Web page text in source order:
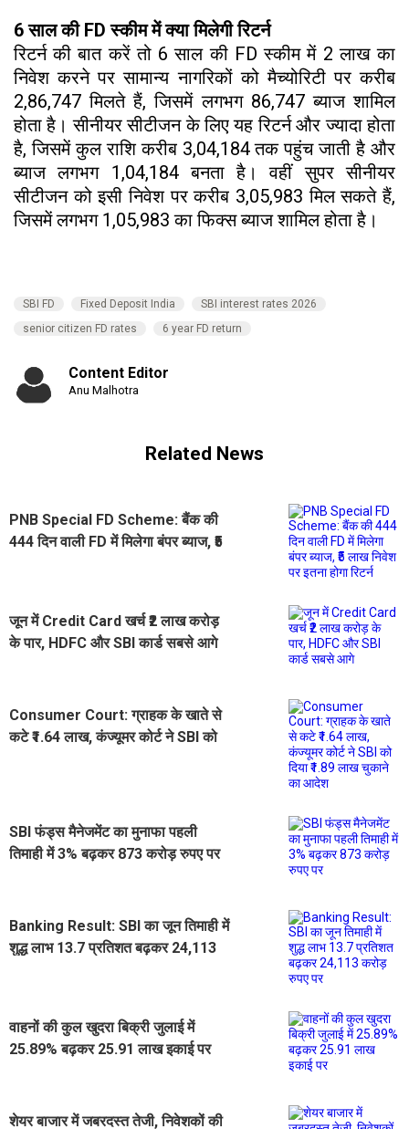
6 साल की FD स्कीम में क्या मिलेगी रिटर्न
रिटर्न की बात करें तो 6 साल की FD स्कीम में ₹2 लाख का
निवेश करने पर सामान्य नागरिकों को मैच्योरिटी पर करीब
₹2,86,747 मिलते हैं, जिसमें लगभग ₹86,747 ब्याज शामिल
होता है। सीनीयर सीटीजन के लिए यह रिटर्न और ज्यादा होता
है, जिसमें कुल राशि करीब ₹3,04,184 तक पहुंच जाती है और
ब्याज लगभग ₹1,04,184 बनता है। वहीं सुपर सीनीयर
सीटीजन को इसी निवेश पर करीब ₹3,05,983 मिल सकते हैं,
जिसमें लगभग ₹1,05,983 का फिक्स ब्याज शामिल होता है।
SBI FD Fixed Deposit India
SBI interest rates 2026
senior citizen FD rates
6 year FD return
Content Editor
Anu Malhotra
Related News
PNB Special FD Scheme: बैंक की
444 दिन वाली FD में मिलेगा बंपर ब्याज, ₹5
जून में Credit Card खर्च ₹2 लाख करोड़
के पार, HDFC और SBI कार्ड सबसे आगे
Consumer Court: ग्राहक के खाते से
कटे ₹1.64 लाख, कंज्यूमर कोर्ट ने SBI को
SBI फंड्स मैनेजमेंट का मुनाफा पहली
तिमाही में 3% बढ़कर 873 करोड़ रुपए पर
Banking Result: SBI का जून तिमाही में
शुद्ध लाभ 13.7 प्रतिशत बढ़कर 24,113
वाहनों की कुल खुदरा बिक्री जुलाई में
25.89% बढ़कर 25.91 लाख इकाई पर
शेयर बाजार में जबरदस्त तेजी, निवेशकों की